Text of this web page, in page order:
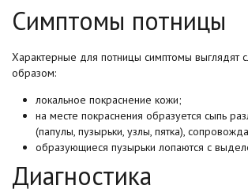
Симптомы потницы
Характерные для потницы симптомы выглядят
образом:
локальное покраснение кожи;
на месте покраснения образуется сыпь
(папулы, пузырьки, узлы, пятка),
образующиеся пузырьки лопаются с
Диагностика